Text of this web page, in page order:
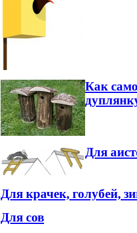
Как
Для
Для крачек, голубей,
Для сов